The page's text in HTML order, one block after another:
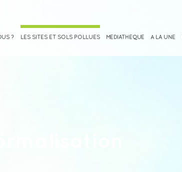
? LES SITES ET SOLS POLLUÉS MEDIATHÈQUE À LA UNE